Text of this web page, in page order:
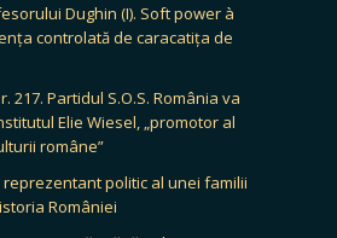
Dughin (I). Soft power à
controlată de caracatița de
217. Partidul S.O.S. România va
Elie Wiesel, „promotor al
române”
reprezentant politic al unei familii
României